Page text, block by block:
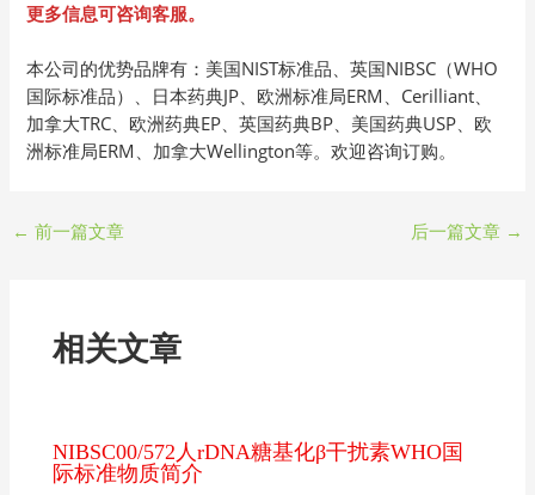
更多信息可咨询客服。
本公司的优势品牌有：美国NIST标准品、英国NIBSC（WHO
国际标准品）、日本药典JP、欧洲标准局ERM、Cerilliant、
加拿大TRC、欧洲药典EP、英国药典BP、美国药典USP、欧
洲标准局ERM、加拿大Wellington等。欢迎咨询订购。
← 前一篇文章 后一篇文章 →
相关文章
NIBSC00/572人rDNA糖基化β干扰素WHO国
际标准物质简介